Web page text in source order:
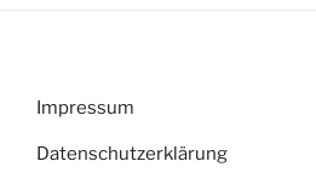
Impressum
Datenschutzerklärung